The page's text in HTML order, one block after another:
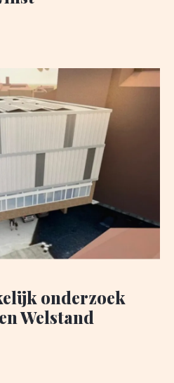
onderzoek
Welstand